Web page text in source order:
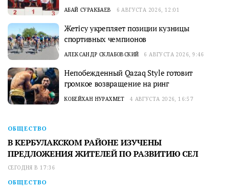
АБАЙ СУРАКБАЕВ 6 АВГУСТА 2026, 12:01
Жетісу укрепляет позиции кузницы
спортивных чемпионов
АЛЕКСАНДР СКЛАБОВСКИЙ 6 АВГУСТА 2026, 9:46
Непобежденный Qazaq Style готовит
громкое возвращение на ринг
КОБЕЙХАН НУРАХМЕТ 4 АВГУСТА 2026, 16:57
ОБЩЕСТВО
В КЕРБУЛАКСКОМ РАЙОНЕ ИЗУЧЕНЫ
ПРЕДЛОЖЕНИЯ ЖИТЕЛЕЙ ПО РАЗВИТИЮ СЕЛ
СЕГОДНЯ В 17:36
ОБЩЕСТВО